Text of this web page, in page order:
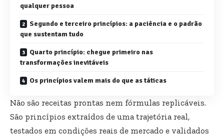
qualquer pessoa
Segundo e terceiro princípios: a paciência e o padrão
que sustentam tudo
Quarto princípio: chegue primeiro nas
transformações inevitáveis
Os princípios valem mais do que as táticas
Não são receitas prontas nem fórmulas replicáveis.
São princípios extraídos de uma trajetória real,
testados em condições reais de mercado e validados